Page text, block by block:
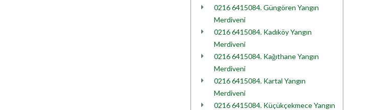
0216 6415084. Güngören Yangın
Merdiveni
0216 6415084. Kadıköy Yangın
Merdiveni
0216 6415084. Kağıthane Yangın
Merdiveni
0216 6415084. Kartal Yangın
Merdiveni
0216 6415084. Küçükçekmece Yangın